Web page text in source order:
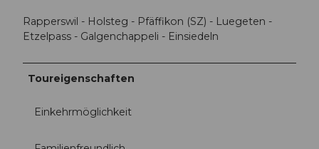
Rapperswil - Holsteg - Pfäffikon (SZ) - Luegeten -
Etzelpass - Galgenchappeli - Einsiedeln
Toureigenschaften
Einkehrmöglichkeit